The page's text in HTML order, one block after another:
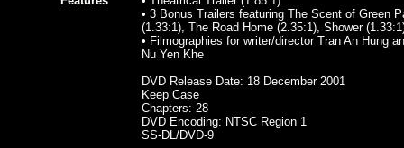
• 3 Bonus Trailers featuring The Scent of Green
(1.33:1), The Road Home (2.35:1), Shower
• Filmographies for writer/director Tran An Hung
Nu Yen Khe
DVD Release Date: 18 December 2001
Keep Case
Chapters: 28
DVD Encoding: NTSC Region 1
SS-DL/DVD-9